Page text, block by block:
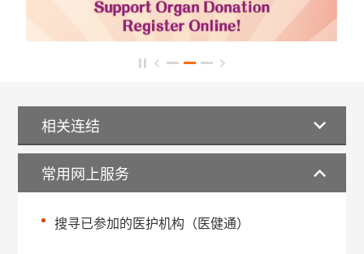
相关连结
常用网上服务
搜寻已参加的医护机构（医健通）